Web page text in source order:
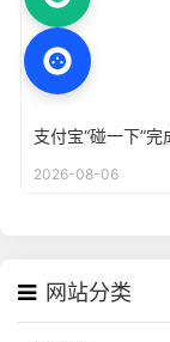
2026-08-06
网站分类